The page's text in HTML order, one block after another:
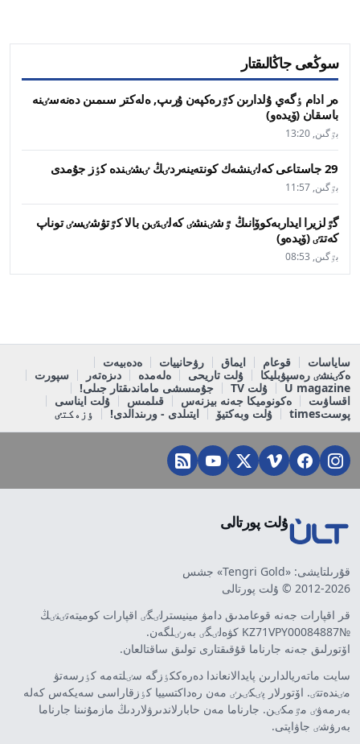
سوڭعى جاڭالىقتار
ەر ادام ٶگەي ۇلدارىن كٷرەكپەن ۇرىپ, ەلەكتر سىمىن دەنەسٸنە
باسقان (ۆيدەو)
بٷگىن, 13:20
29 جاستاعى كەلٸنشەك كونتەينەردٸڭ ٸشٸندە كٶز جۇمدى
بٷگىن, 11:57
گٷلزيرا ايداربەكوۆانىڭ ٷشٸنشٸ كەلٸنٸن بالا كٷتۋشٸسٸ توناپ
كەتتٸ (ۆيدەو)
بٷگىن, 08:53
ساياسات قوعام ايماق رۋحانييات
ەدەبيەت
ەكٸنشٸ رەسپۋبليكا
ۇلت تاريحى ەلەمدە دىزەتەر
سپورت
U magazine
ۇلت TV
جۇمىسشى ماماندىقتار جىلى!
اقساۋىت
ەكونوميكا جەنە بيزنەس قىلمىس
ۇلت ايناسى
پوستtimes
ۇلت وبەكتيۆ ايتىلدى - ورىندالدى! ٶزەكتٸ
ۇلت پورتالى
قۇرىلتايشى: «Tengri Gold» جشس
2012-2026 © ۇلت پورتالى
قر اقپارات جەنە قوعامدىق دامۋ مينيسترلٸگٸ اقپارات كوميتەتٸنٸڭ
№KZ71VPY00084887 كۋەلٸگٸ بەرٸلگەن.
اۆتورلىق جەنە جارناما قۇقىقتارى تولىق ساقتالعان.
سايت ماتەريالدارىن پايدالانعاندا دەرەككٶزگە سٸلتەمە كٶرسەتۋ
مٸندەتتٸ. اۆتورلار پٸكٸرٸ مەن رەداكتسييا كٶزقاراسى سەيكەس كەلە
بەرمەۋٸ مٷمكٸن. جارناما مەن حابارلاندىرۋلاردىڭ مازمۇنىنا جارناما
بەرۋشٸ جاۋاپتى.